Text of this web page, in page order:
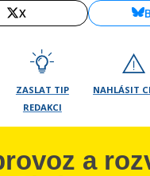
X
ZASLAT TIP
REDAKCI
NAHLÁSIT